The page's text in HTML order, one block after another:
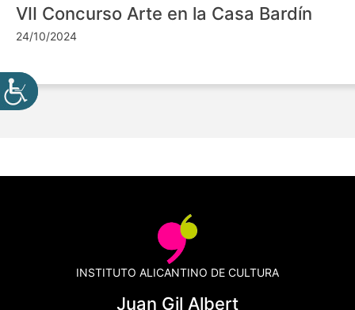
VII Concurso Arte en la Casa Bardín
24/10/2024
INSTITUTO ALICANTINO DE CULTURA
Juan Gil Albert